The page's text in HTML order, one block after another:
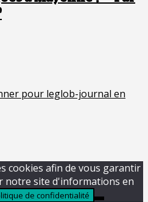
cookies afin de vous garantir
notre site d'informations en
de confidentialité